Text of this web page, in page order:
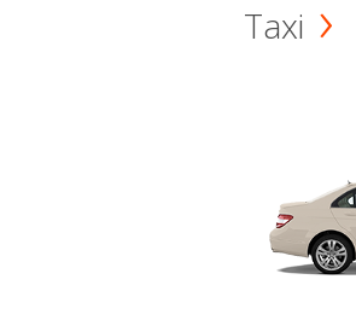
Taxi